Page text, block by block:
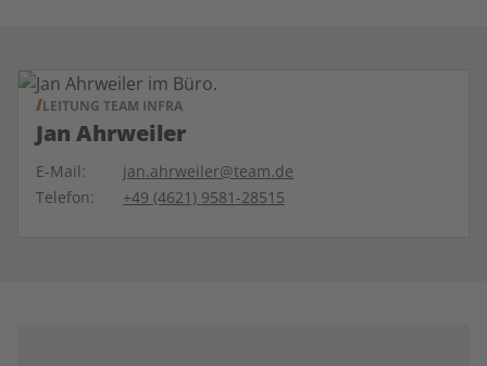
LEITUNG TEAM INFRA
Jan Ahrweiler
E-Mail:
jan.ahrweiler@team.de
Telefon:
+49 (4621) 9581-28515